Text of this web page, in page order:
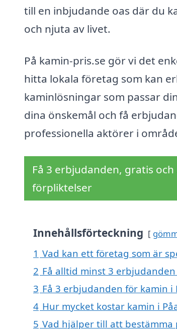
till en inbjudande oas där du
och njuta av livet.
På kamin-pris.se gör vi det
hitta lokala företag som kan
kaminlösningar som passar
dina önskemål och få
professionella aktörer i
Få 3 erbjudanden, gratis
förpliktelser
Innehållsförteckning
1 Vad kan ett företag som är
2 Få alltid minst 3
3 Få 3 erbjudanden för kamin
4 Hur mycket kostar kamin i
5 Vad hjälper till att bestämma